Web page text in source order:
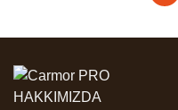
HAKKIMIZDA